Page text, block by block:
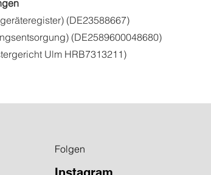
(DE23588667)
(DE2589600048680)
Ulm HRB7313211)
Folgen